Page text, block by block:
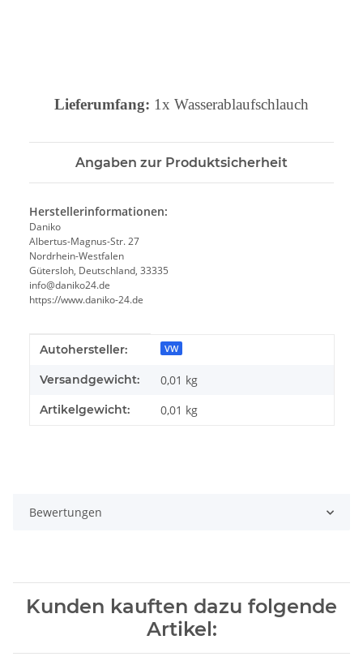
Lieferumfang: 1x Wasserablaufschlauch
Angaben zur Produktsicherheit
Herstellerinformationen:
Daniko
Albertus-Magnus-Str. 27
Nordrhein-Westfalen
Gütersloh, Deutschland, 33335
info@daniko24.de
https://www.daniko-24.de
Produkteigenschaft
Wert
Autohersteller: VW
Versandgewicht: 0,01 kg
Artikelgewicht: 0,01 kg
Bewertungen
Kunden kauften dazu folgende
Artikel: